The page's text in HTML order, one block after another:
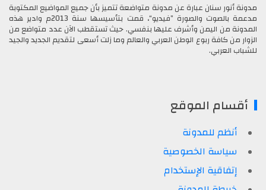
مدونة أنور سنان عبارة عن مدونة متواضعة تتميز بأن جميع المواضيع المكتوبة
مدعمة بالصوت والصورة ”فيديو“، قمت بتأسيسها سنة 2013م وادير هذه
المدونة من اليمن وأشرف عليها بنفسي. حيث تستقطب الآن عدد متواضع من
الزوار من كافة ربوع الوطن العربي والعالم وما زلت أسعى لتقديم الجديد والجيد
للشباب العربي.
أقسام الموقع
أنظم للمدونة
سياسة الخصوصية
إتفاقية الإستخدام